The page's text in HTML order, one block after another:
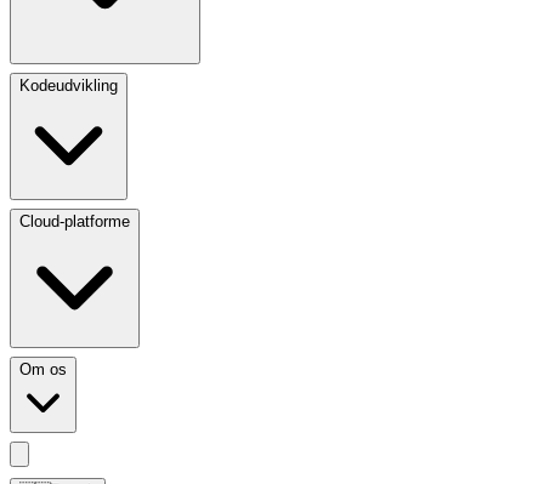
Kodeudvikling
Cloud-platforme
Om os